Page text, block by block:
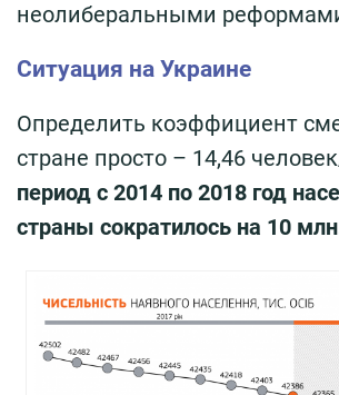
неолиберальными
Ситуация на Украине
Определить коэффициент
стране просто – 14,46
период с 2014 по 2018 год
страны сократилось на 10